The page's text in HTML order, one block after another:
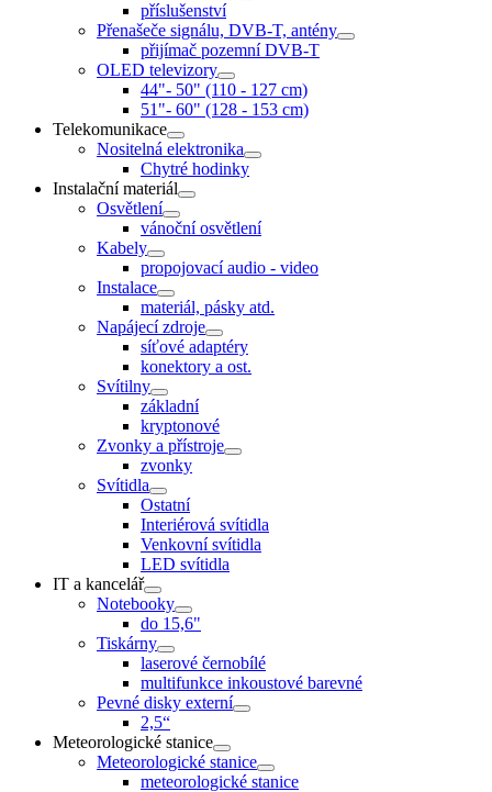
příslušenství
Přenašeče signálu, DVB-T, antény
přijímač pozemní DVB-T
OLED televizory
44"- 50" (110 - 127 cm)
51"- 60" (128 - 153 cm)
Telekomunikace
Nositelná elektronika
Chytré hodinky
Instalační materiál
Osvětlení
vánoční osvětlení
Kabely
propojovací audio - video
Instalace
materiál, pásky atd.
Napájecí zdroje
síťové adaptéry
konektory a ost.
Svítilny
základní
kryptonové
Zvonky a přístroje
zvonky
Svítidla
Ostatní
Interiérová svítidla
Venkovní svítidla
LED svítidla
IT a kancelář
Notebooky
do 15,6"
Tiskárny
laserové černobílé
multifunkce inkoustové barevné
Pevné disky externí
2,5“
Meteorologické stanice
Meteorologické stanice
meteorologické stanice